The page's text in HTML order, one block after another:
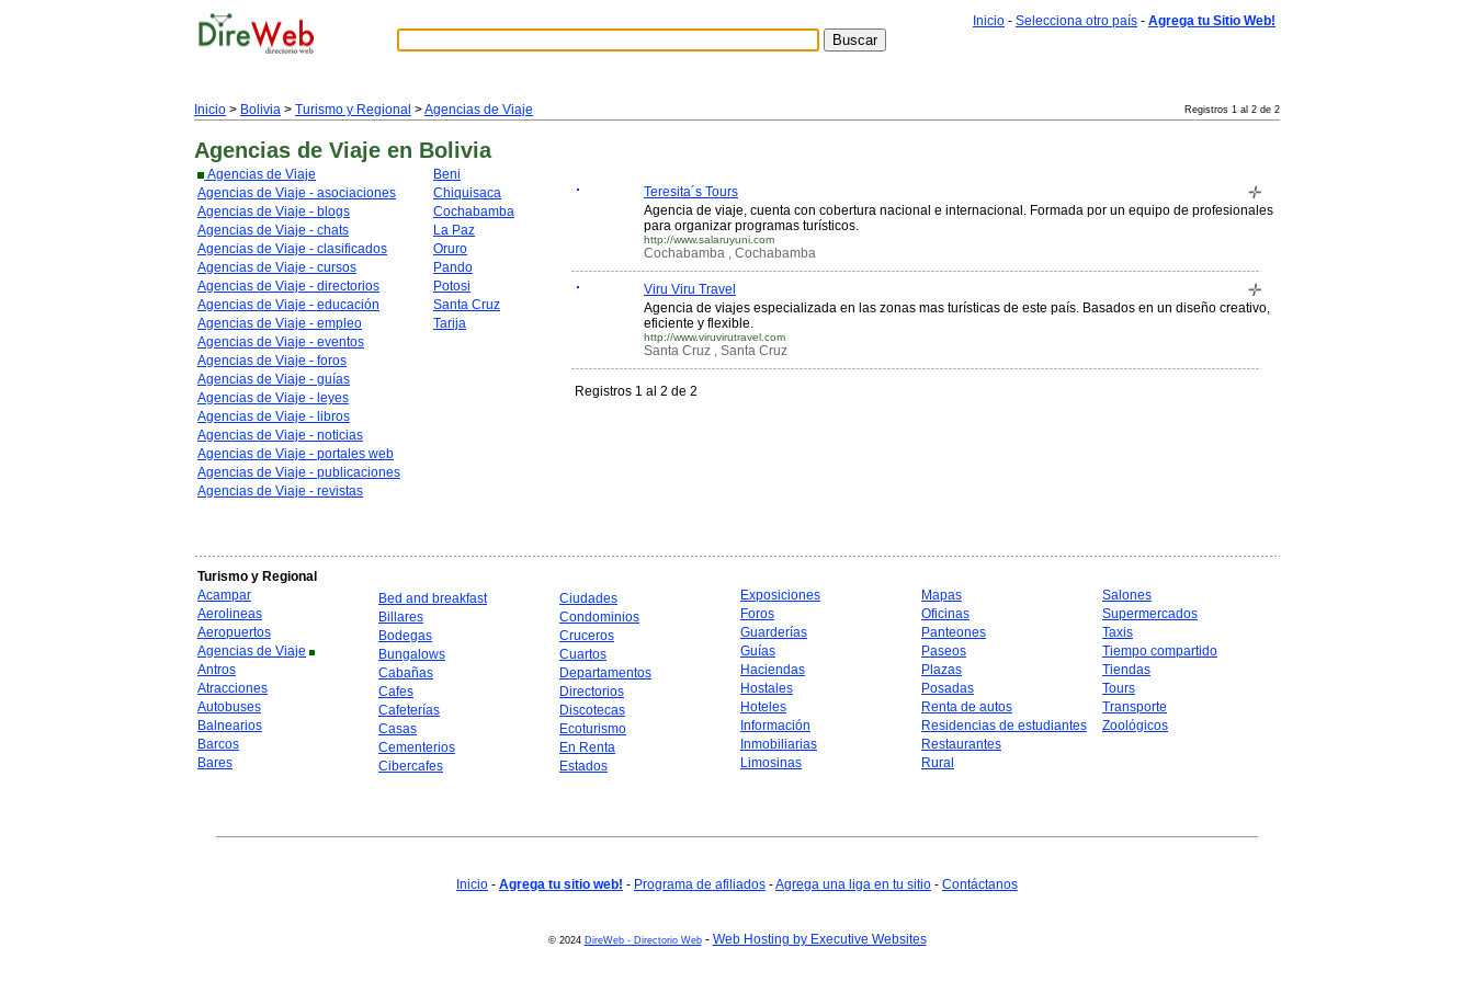
Inicio - Selecciona otro país - Agrega tu Sitio Web!
Inicio > Bolivia > Turismo y Regional >Agencias de Viaje Registros 1 al 2 de 2
Agencias de Viaje en Bolivia
Agencias de Viaje
Agencias de Viaje - asociaciones
Agencias de Viaje - blogs
Agencias de Viaje - chats
Agencias de Viaje - clasificados
Agencias de Viaje - cursos
Agencias de Viaje - directorios
Agencias de Viaje - educación
Agencias de Viaje - empleo
Agencias de Viaje - eventos
Agencias de Viaje - foros
Agencias de Viaje - guías
Agencias de Viaje - leyes
Agencias de Viaje - libros
Agencias de Viaje - noticias
Agencias de Viaje - portales web
Agencias de Viaje - publicaciones
Agencias de Viaje - revistas
Beni
Chiquisaca
Cochabamba
La Paz
Oruro
Pando
Potosi
Santa Cruz
Tarija
Teresita´s Tours
Agencia de viaje, cuenta con cobertura nacional e internacional. Formada por un equipo de profesionales
para organizar programas turísticos.
http://www.salaruyuni.com
Cochabamba , Cochabamba
Viru Viru Travel
Agencia de viajes especializada en las zonas mas turísticas de este país. Basados en un diseño creativo,
eficiente y flexible.
http://www.viruvirutravel.com
Santa Cruz , Santa Cruz
Registros 1 al 2 de 2
Turismo y Regional
Acampar
Aerolineas
Aeropuertos
Agencias de Viaje
Antros
Atracciones
Autobuses
Balnearios
Barcos
Bares
Bed and breakfast
Billares
Bodegas
Bungalows
Cabañas
Cafes
Cafeterías
Casas
Cementerios
Cibercafes
Ciudades
Condominios
Cruceros
Cuartos
Departamentos
Directorios
Discotecas
Ecoturismo
En Renta
Estados
Exposiciones
Foros
Guarderías
Guías
Haciendas
Hostales
Hoteles
Información
Inmobiliarias
Limosinas
Mapas
Oficinas
Panteones
Paseos
Plazas
Posadas
Renta de autos
Residencias de estudiantes
Restaurantes
Rural
Salones
Supermercados
Taxis
Tiempo compartido
Tiendas
Tours
Transporte
Zoológicos
Inicio - Agrega tu sitio web! - Programa de afiliados -Agrega una liga en tu sitio - Contáctanos
© 2024 DireWeb - Directorio Web- Web Hosting by Executive Websites